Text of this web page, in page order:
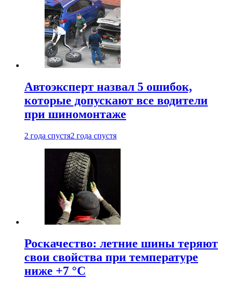
Автоэксперт назвал 5 ошибок,
которые допускают все водители
при шиномонтаже
2 года спустя2 года спустя
Роскачество: летние шины теряют
свои свойства при температуре
ниже +7 °C